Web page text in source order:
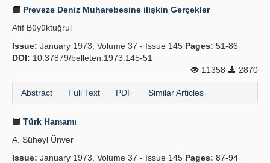
Preveze Deniz Muharebesine ilişkin Gerçekler
Afif Büyüktuğrul
Issue: January 1973, Volume 37 - Issue 145 Pages: 51-86
DOI: 10.37879/belleten.1973.145-51
11358
2870
Abstract Full Text PDF Similar Articles
Türk Hamamı
A. Süheyl Ünver
Issue: January 1973, Volume 37 - Issue 145 Pages: 87-94